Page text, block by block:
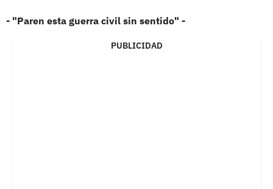
- "Paren esta guerra civil sin sentido" -
PUBLICIDAD